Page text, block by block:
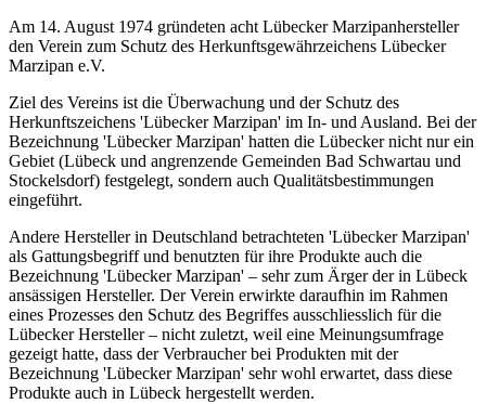
Am 14. August 1974 gründeten acht Lübecker Marzipanhersteller
den Verein zum Schutz des Herkunftsgewährzeichens Lübecker
Marzipan e.V.
Ziel des Vereins ist die Überwachung und der Schutz des
Herkunftszeichens 'Lübecker Marzipan' im In- und Ausland. Bei der
Bezeichnung 'Lübecker Marzipan' hatten die Lübecker nicht nur ein
Gebiet (Lübeck und angrenzende Gemeinden Bad Schwartau und
Stockelsdorf) festgelegt, sondern auch Qualitätsbestimmungen
eingeführt.
Andere Hersteller in Deutschland betrachteten 'Lübecker Marzipan'
als Gattungsbegriff und benutzten für ihre Produkte auch die
Bezeichnung 'Lübecker Marzipan' – sehr zum Ärger der in Lübeck
ansässigen Hersteller. Der Verein erwirkte daraufhin im Rahmen
eines Prozesses den Schutz des Begriffes ausschliesslich für die
Lübecker Hersteller – nicht zuletzt, weil eine Meinungsumfrage
gezeigt hatte, dass der Verbraucher bei Produkten mit der
Bezeichnung 'Lübecker Marzipan' sehr wohl erwartet, dass diese
Produkte auch in Lübeck hergestellt werden.